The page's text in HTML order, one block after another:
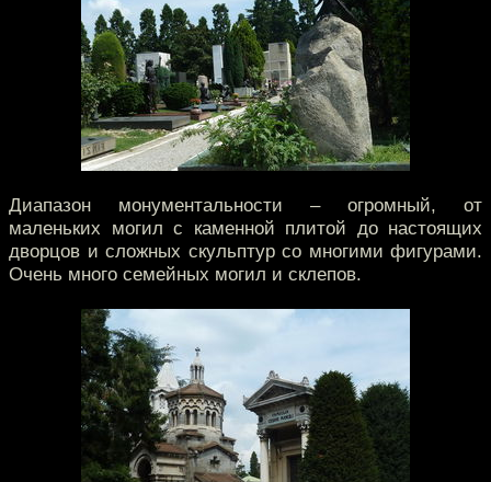
Диапазон монументальности – огромный, от
маленьких могил с каменной плитой до настоящих
дворцов и сложных скульптур со многими фигурами.
Очень много семейных могил и склепов.